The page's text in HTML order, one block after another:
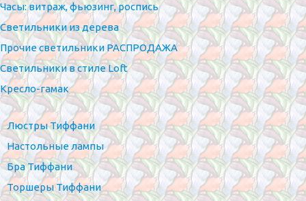
Часы: витраж, фьюзинг, роспись
Светильники из дерева
Прочие светильники РАСПРОДАЖА
Светильники в стиле Loft
Кресло-гамак
Люстры Тиффани
Настольные лампы
Бра Тиффани
Торшеры Тиффани